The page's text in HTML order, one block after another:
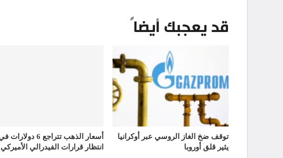
قد يعجبك أيضاً
توقف ضخ الغاز الروسي عبر أوكرانيا
يثير قلق أوروبا
أسعار الذهب تتراجع 6 دولارات
انتظار قرارات الفيدرالي الأميركي